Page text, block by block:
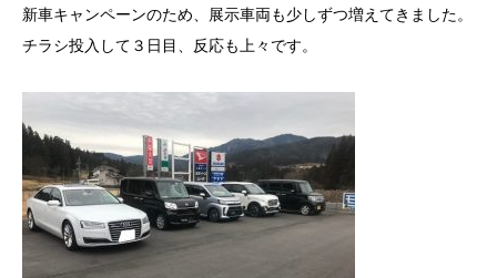
新車キャンペーンのため、展示車両も少しずつ増えてきました。
チラシ投入して３日目、反応も上々です。